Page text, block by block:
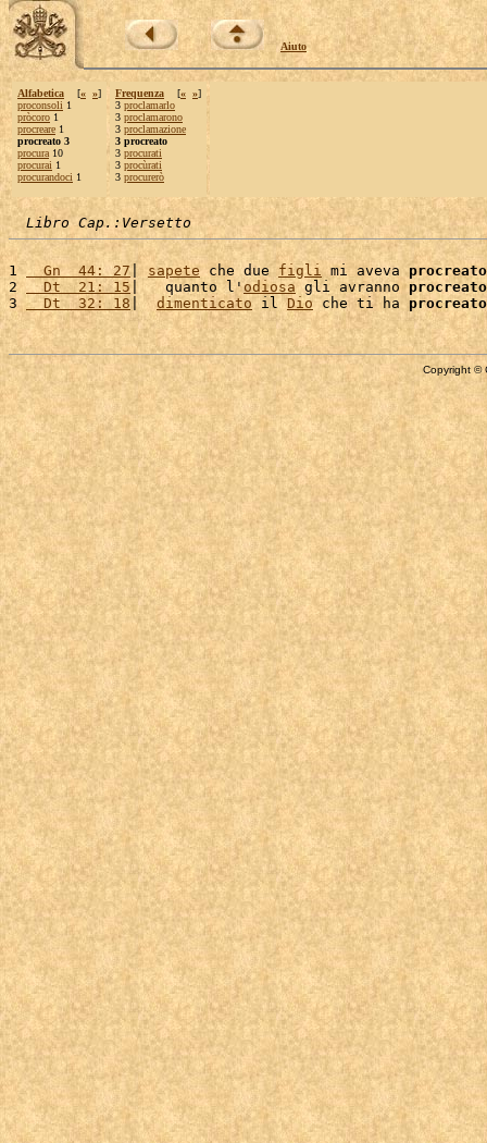
Aiuto
Alfabetica [« »]
proconsoli 1
pròcoro 1
procreare 1
procreato 3
procura 10
procurai 1
procurandoci 1
Frequenza [« »]
3 proclamarlo
3 proclamarono
3 proclamazione
3 procreato
3 procurati
3 procùrati
3 procurerò
Libro Cap.:Versetto
1
  Gn  44: 27
| sapete che due figli mi aveva procreato
2
  Dt  21: 15
|   quanto l'odiosa gli avranno procreato
3
  Dt  32: 18
| dimenticato il Dio che ti ha procreato
Copyright ©